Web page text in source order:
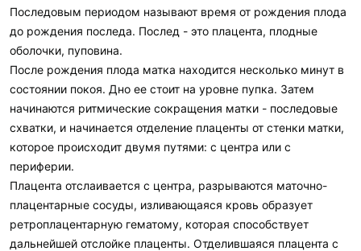
Последовым периодом называют время от рождения плода
до рождения последа. Послед - это плацента, плодные
оболочки, пуповина.
После рождения плода матка находится несколько минут в
состоянии покоя. Дно ее стоит на уровне пупка. Затем
начинаются ритмические сокращения матки - последовые
схватки, и начинается отделение плаценты от стенки матки,
которое происходит двумя путями: с центра или с
периферии.
Плацента отслаивается с центра, разрываются маточно-
плацентарные сосуды, изливающаяся кровь образует
ретроплацентарную гематому, которая способствует
дальнейшей отслойке плаценты. Отделившаяся плацента с